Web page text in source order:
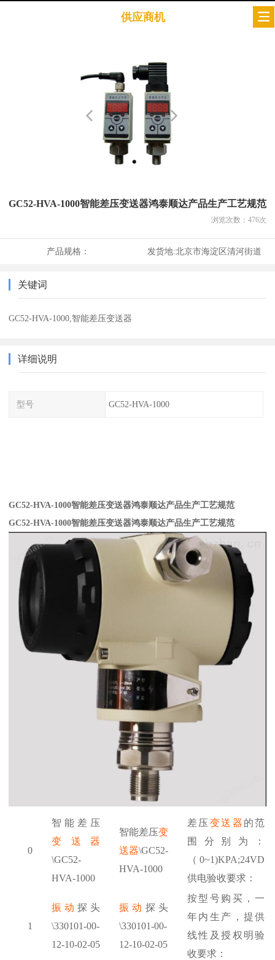
供应商机
GC52-HVA-1000智能差压变送器鸿泰顺达产品生产工艺规范
浏览次数： 476次
产品规格： 发货地:北京市海淀区清河街道
关键词
GC52-HVA-1000,智能差压变送器
详细说明
型号 GC52-HVA-1000
GC52-HVA-1000智能差压变送器鸿泰顺达产品生产工艺规范
GC52-HVA-1000智能差压变送器鸿泰顺达产品生产工艺规范
0
智能差压
变送器
\GC52-
HVA-1000
智能差压变
送器\GC52-
HVA-1000
差压 变送器 的范
围分别为：
（0~1)KPA;24VD
供电验收要求：
1
振动探头
\330101-00-
12-10-02-05
振动 探头
\330101-00-
12-10-02-05
按型号购买，一
年内生产，提供
线性及授权明验
收要求：